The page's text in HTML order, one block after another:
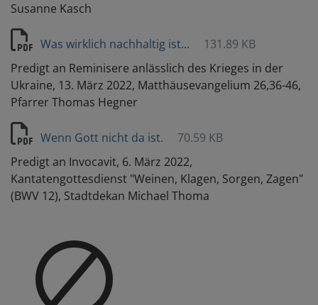
Susanne Kasch
Was wirklich nachhaltig ist...
131.89 KB
Predigt an Reminisere anlässlich des Krieges in der
Ukraine, 13. März 2022, Matthäusevangelium 26,36-46,
Pfarrer Thomas Hegner
Wenn Gott nicht da ist.
70.59 KB
Predigt an Invocavit, 6. März 2022,
Kantatengottesdienst "Weinen, Klagen, Sorgen, Zagen"
(BWV 12), Stadtdekan Michael Thoma